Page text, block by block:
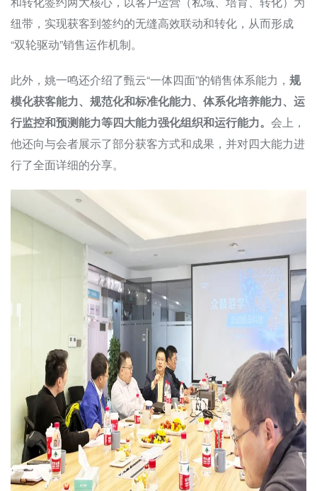
纽带，实现获客到签约的无缝高效联动和转化，从而形成
“双轮驱动”销售运作机制。
此外，姚一鸣还介绍了甄云“一体四面”的销售体系能力， 规
模化获客能力、规范化和标准化能力、体系化培养能力、运
行监控和预测能力等四大能力强化组织和运行能力。 会上，
他还向与会者展示了部分获客方式和成果，并对四大能力进
行了全面详细的分享。